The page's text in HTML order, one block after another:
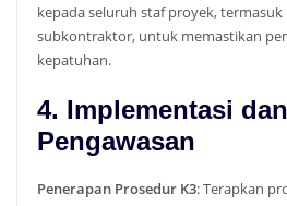
kepada seluruh staf proyek,
subkontraktor, untuk memastikan
kepatuhan.
4. Implementasi dan
Pengawasan
Penerapan Prosedur K3: Terapkan